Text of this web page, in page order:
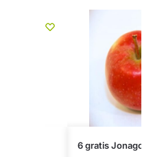
6 gratis